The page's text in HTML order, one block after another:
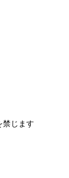
禁じます